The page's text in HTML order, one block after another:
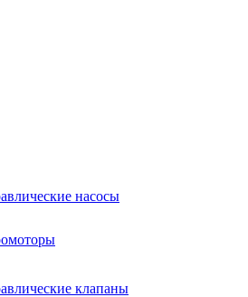
насосы
клапаны